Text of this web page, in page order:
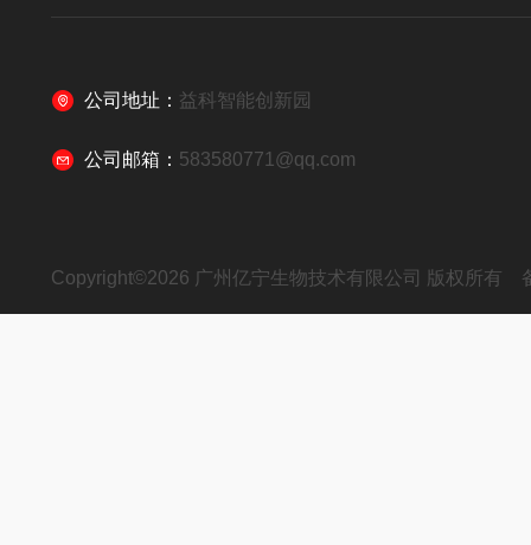
公司地址： 益科智能创新园
公司邮箱： 583580771@qq.com
Copyright©2026 广州亿宁生物技术有限公司 版权所有